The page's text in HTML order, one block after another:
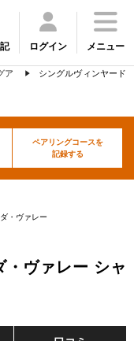
ログイン メニュー
ア
シングルヴィンヤード
ペアリングコースを
記録する
・ヴァレー
・ヴァレー シャ